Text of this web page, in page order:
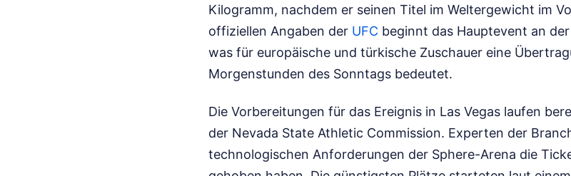
Kilogramm, nachdem er seinen Titel im Weltergewicht im
offiziellen Angaben der UFC beginnt das Hauptevent an
was für europäische und türkische Zuschauer eine
Morgenstunden des Sonntags bedeutet.
Die Vorbereitungen für das Ereignis in Las Vegas laufen
der Nevada State Athletic Commission. Experten der
technologischen Anforderungen der Sphere-Arena die